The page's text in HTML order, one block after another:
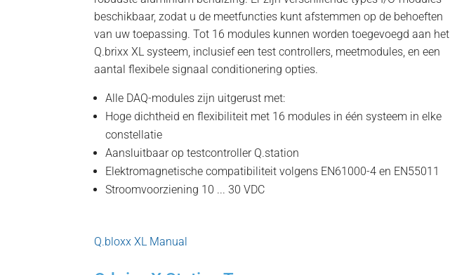
beschikbaar, zodat u de meetfuncties kunt afstemmen op de behoeften
van uw toepassing. Tot 16 modules kunnen worden toegevoegd aan het
Q.brixx XL systeem, inclusief een test controllers, meetmodules, en een
aantal flexibele signaal conditionering opties.
Alle DAQ-modules zijn uitgerust met:
Hoge dichtheid en flexibiliteit met 16 modules in één systeem in elke
constellatie
Aansluitbaar op testcontroller Q.station
Elektromagnetische compatibiliteit volgens EN61000-4 en EN55011
Stroomvoorziening 10 ... 30 VDC
Q.bloxx XL Manual